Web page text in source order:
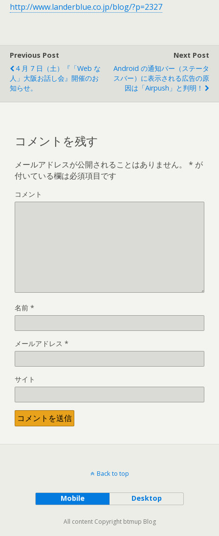
http://www.landerblue.co.jp/blog/?p=2327
Previous Post
4 月 7 日（土）『「Web な
人」大阪お話し会』開催のお
知らせ。
Next Post
Android の通知バー（ステータ
スバー）に表示される広告の原
因は「Airpush」と判明！
コメントを残す
メールアドレスが公開されることはありません。 * が
付いている欄は必須項目です
コメント
名前 *
メールアドレス *
サイト
Back to top
Mobile Desktop
All content Copyright btmup Blog